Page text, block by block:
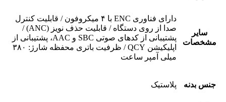
سایر
مشخصات
دارای فناوری ENC با ۴ میکروفون / قابلیت کنترل
صدا از روی دستگاه / قابلیت حذف نویز (ANC) /
پشتیبانی از کدهای صوتی SBC و AAC، پشتیبانی از
اپلیکیشن QCY / ظرفیت باتری محفظه شارژ: ۳۸۰
میلی‌ آمپر ساعت
جنس بدنه پلاستیک